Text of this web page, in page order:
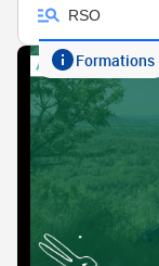
Formations